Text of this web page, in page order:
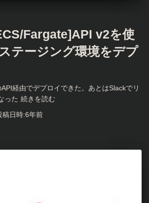
Fargate]API v2を使
テージング環境をデプ
経由でデプロイできた。あとはSlackでリ
った 続きを読む
稿日時:6年前